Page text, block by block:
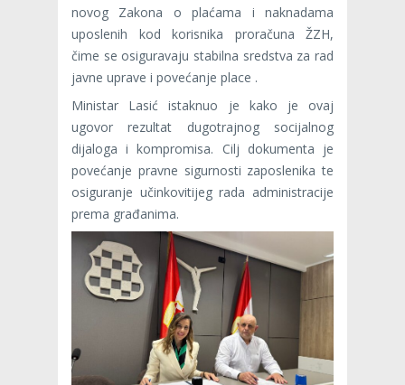
novog Zakona o plaćama i naknadama
uposlenih kod korisnika proračuna ŽZH,
čime se osiguravaju stabilna sredstva za rad
javne uprave i povećanje place .
Ministar Lasić istaknuo je kako je ovaj
ugovor rezultat dugotrajnog socijalnog
dijaloga i kompromisa. Cilj dokumenta je
povećanje pravne sigurnosti zaposlenika te
osiguranje učinkovitijeg rada administracije
prema građanima.